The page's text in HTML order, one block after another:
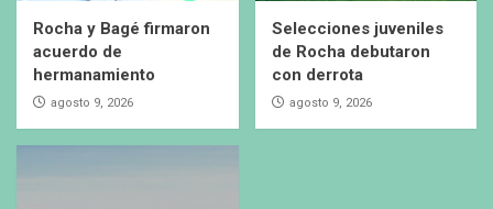
Rocha y Bagé firmaron
acuerdo de
hermanamiento
agosto 9, 2026
Selecciones juveniles
de Rocha debutaron
con derrota
agosto 9, 2026